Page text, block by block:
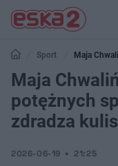
Sport
Maja
zdradza kulisy
Maja
potężnych
zdradza
2026-06-19 21:25